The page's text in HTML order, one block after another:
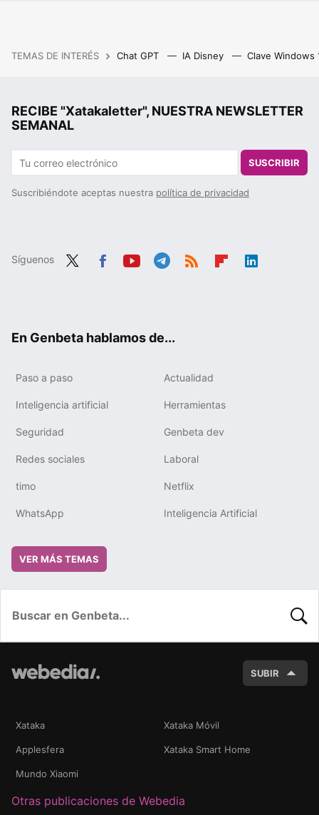
TEMAS DE INTERÉS Chat GPT IA Disney Clave Windows
RECIBE "Xatakaletter", NUESTRA NEWSLETTER
SEMANAL
SUSCRIBIR
Suscribiéndote aceptas nuestra política de privacidad
Síguenos
En Genbeta hablamos de...
Paso a paso Actualidad
Inteligencia artificial Herramientas
Seguridad Genbeta dev
Redes sociales Laboral
timo Netflix
WhatsApp Inteligencia Artificial
VER MÁS TEMAS
SUBIR
Xataka Xataka Móvil
Applesfera Xataka Smart Home
Mundo Xiaomi
Otras publicaciones de Webedia